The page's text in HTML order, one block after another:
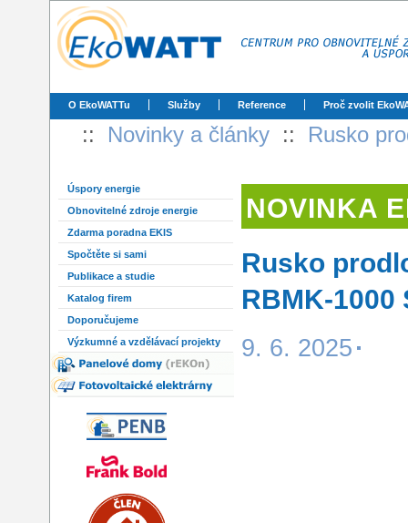
O EkoWATTu Služby Reference Proč zvolit
:: Novinky a články :: Rusko
Úspory energie
Obnovitelné zdroje energie
Zdarma poradna EKIS
Spočtěte si sami
Publikace a studie
Katalog firem
Doporučujeme
Výzkumné a vzdělávací projekty
NOVINKA
Rusko
RBMK-1000
9. 6. 2025